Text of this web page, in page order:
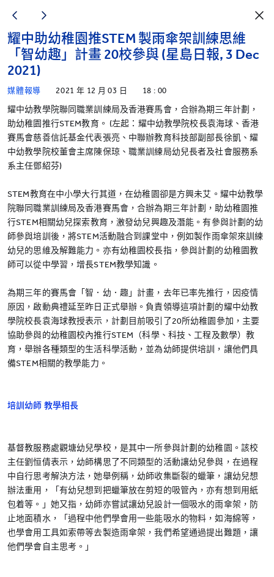
耀中助幼稚園推STEM 製雨傘架訓練思維
「智幼趣」計畫 20校參與 (星島日報, 3 Dec
2021)
媒體報導 2021 年 12 月 03 日 18 : 00
耀中幼教學院聯同職業訓練局及香港賽馬會，合辦為期三年計劃，
助幼稚園推行STEM教育。 (左起：耀中幼教學院校長袁海球、香港
賽馬會慈善信託基金代表張亮、中聯辦教育科技部副部長徐凱、耀
中幼教學院校董會主席陳保琼、職業訓練局幼兒長者及社會服務系
系主任鄧紹芬)
STEM教育在中小學大行其道，在幼稚園卻是方興未艾。耀中幼教學
院聯同職業訓練局及香港賽馬會，合辦為期三年計劃，助幼稚園推
行STEM相關幼兒探索教育，激發幼兒興趣及潛能。有參與計劃的幼
師參與培訓後，將STEM活動融合到課堂中，例如製作雨傘架來訓練
幼兒的思維及解難能力。亦有幼稚園校長指，參與計劃的幼稚園教
師可以從中學習，增長STEM教學知識。
為期三年的賽馬會「智．幼．趣」計畫，去年已率先推行，因疫情
原因，啟動典禮延至昨日正式舉辦。負責領導這項計劃的耀中幼教
學院校長袁海球教授表示，計劃目前吸引了20所幼稚園參加，主要
協助參與的幼稚園校內推行STEM（科學、科技、工程及數學）教
育，舉辦各種類型的生活科學活動，並為幼師提供培訓，讓他們具
備STEM相關的教學能力。
培訓幼師 教學相長
基督教服務處觀塘幼兒學校，是其中一所參與計劃的幼稚園。該校
主任劉恒倩表示，幼師構思了不同類型的活動讓幼兒參與，在過程
中自行思考解決方法，她舉例稱，幼師收集斷裂的蠟筆，讓幼兒想
辦法重用，「有幼兒想到把蠟筆放在剪短的吸管內，亦有想到用紙
包着等。」她又指，幼師亦嘗試讓幼兒設計一個吸水的雨傘架，防
止地面積水，「過程中他們學會用一些能吸水的物料，如海綿等，
也學會用工具如索帶等去製造雨傘架，我們希望通過提出難題，讓
他們學會自主思考。」